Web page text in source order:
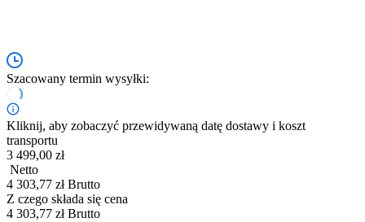
Szacowany termin wysyłki:
Kliknij, aby zobaczyć przewidywaną datę dostawy i koszt
transportu
3 499,00 zł
Netto
4 303,77 zł Brutto
Z czego składa się cena
4 303,77 zł Brutto